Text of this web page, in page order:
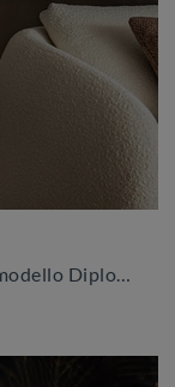
Ecco la lampada che fa al caso tuo! Il modello Diploma è una delle nostre lampade da terra di Cattelan Italia.